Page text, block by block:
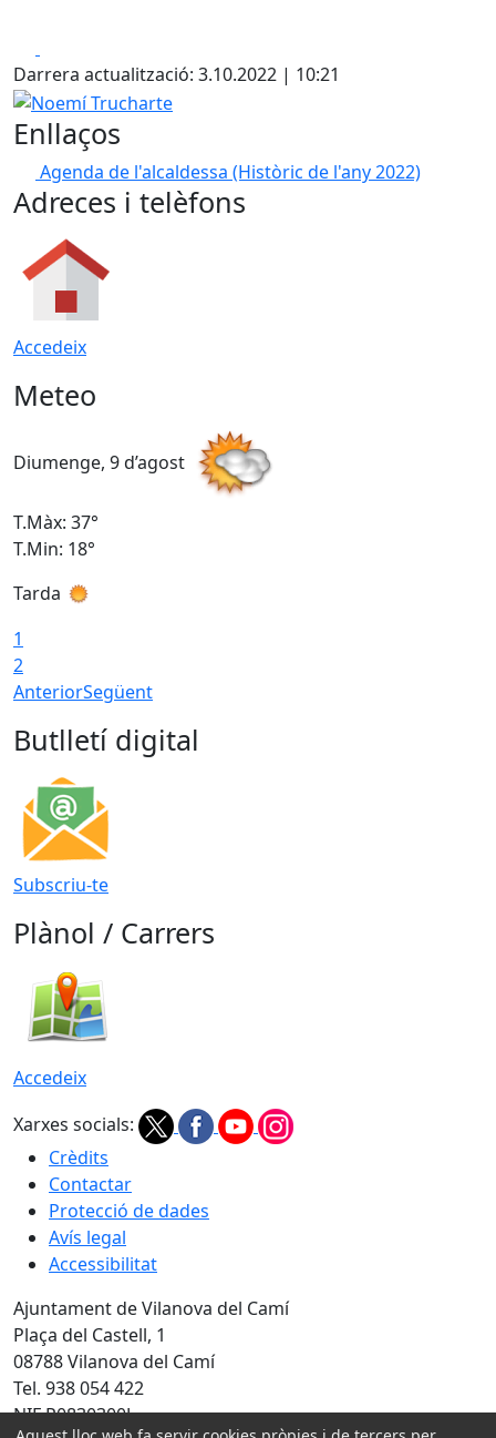
Darrera actualització: 3.10.2022 | 10:21
Noemí Trucharte
Enllaços
Agenda de l'alcaldessa (Històric de l'any 2022)
Adreces i telèfons
Accedeix
Meteo
Diumenge, 9 d’agost
T.Màx: 37°
T.Min: 18°
Tarda
1
2
AnteriorSegüent
Butlletí digital
Subscriu-te
Plànol / Carrers
Accedeix
Xarxes socials:
Crèdits
Contactar
Protecció de dades
Avís legal
Accessibilitat
Ajuntament de Vilanova del Camí
Plaça del Castell, 1
08788 Vilanova del Camí
Tel. 938 054 422
NIF P0830300J